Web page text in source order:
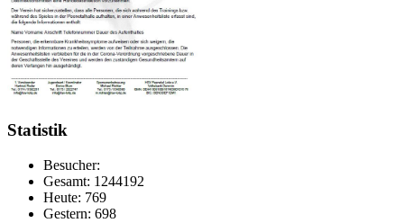
Statistik
Besucher:
Gesamt: 1244192
Heute: 769
Gestern: 698